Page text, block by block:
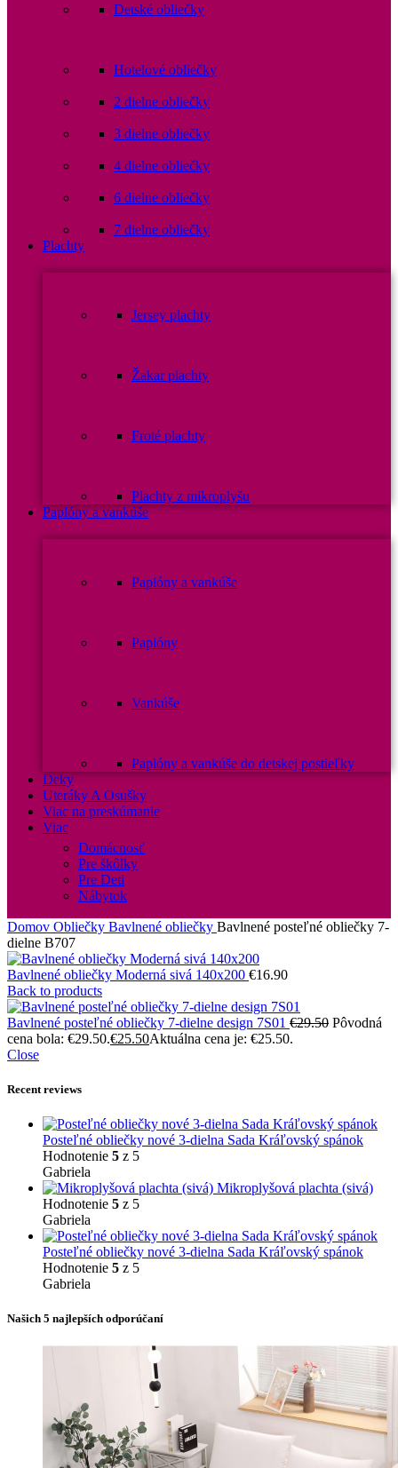
Detské obliečky
Hotelové obliečky
2 dielne obliečky
3 dielne obliečky
4 dielne obliečky
6 dielne obliečky
7 dielne obliečky
Plachty
Jersey plachty
Žakar plachty
Froté plachty
Plachty z mikroplyšu
Paplóny a vankúše
Paplóny a vankúše
Paplóny
Vankúše
Paplóny a vankúše do detskej postieľky
Deky
Uteráky A Osušky
Viac na preskúmanie
Viac
Domácnosť
Pre škôlky
Pre Deti
Nábytok
Domov Obliečky Bavlnené obliečky Bavlnené posteľné obliečky 7-
dielne B707
Bavlnené obliečky Moderná sivá 140x200 €16.90
Back to products
Bavlnené posteľné obliečky 7-dielne design 7S01 €29.50 Pôvodná
cena bola: €29.50.€25.50Aktuálna cena je: €25.50.
Close
Recent reviews
Posteľné obliečky nové 3-dielna Sada Kráľovský spánok
Hodnotenie 5 z 5
Gabriela
Mikroplyšová plachta (sivá)
Hodnotenie 5 z 5
Gabriela
Posteľné obliečky nové 3-dielna Sada Kráľovský spánok
Hodnotenie 5 z 5
Gabriela
Našich 5 najlepších odporúčaní